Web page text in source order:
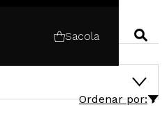
Sacola
Ordenar por: